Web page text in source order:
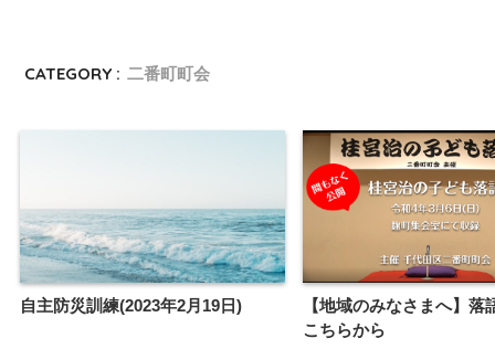
CATEGORY : 二番町町会
自主防災訓練(2023年2月19日)
【地域のみなさまへ】落
こちらから